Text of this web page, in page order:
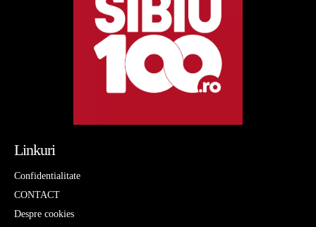
Linkuri
Confidentialitate
CONTACT
Despre cookies